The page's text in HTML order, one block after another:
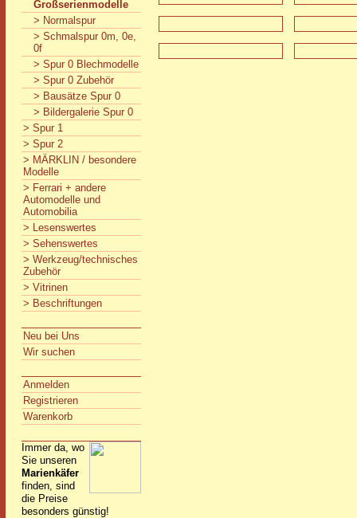
Großserienmodelle
> Normalspur
> Schmalspur 0m, 0e,
0f
> Spur 0 Blechmodelle
> Spur 0 Zubehör
> Bausätze Spur 0
> Bildergalerie Spur 0
> Spur 1
> Spur 2
> MÄRKLIN / besondere
Modelle
> Ferrari + andere
Automodelle und
Automobilia
> Lesenswertes
> Sehenswertes
> Werkzeug/technisches
Zubehör
> Vitrinen
> Beschriftungen
Neu bei Uns
Wir suchen
Anmelden
Registrieren
Warenkorb
Immer da, wo
Sie unseren
Marienkäfer
finden, sind
die Preise
besonders günstig!